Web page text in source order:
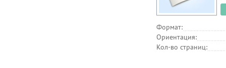
Формат:
Ориентация:
Кол-во страниц: